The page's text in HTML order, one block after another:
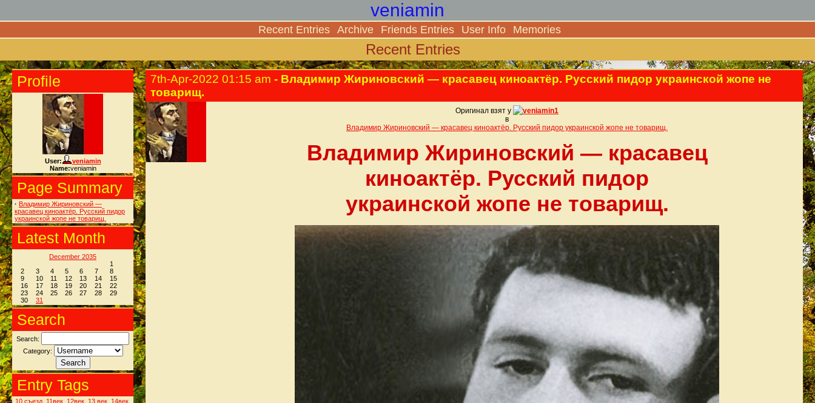
veniamin
Recent Entries Archive Friends Entries User Info Memories
Recent Entries
Profile
User:
veniamin
Name:veniamin
Page Summary
· Владимир Жириновский —
красавец киноактёр. Русский пидор
украинской жопе не товарищ.
Latest Month
December 2035
1
2
3 4 5 6 7
8
9
10 11 12 13 14
15
16
17 18 19 20 21
22
23
24 25 26 27 28
29
30
31
Search
Search:
Category:
Entry Tags
10 съезд 11век 12век 13 век 14век
7th-Apr-2022 01:15 am - Владимир Жириновский — красавец киноактёр. Русский пидор украинской жопе не
товарищ.
Оригинал взят у
veniamin1
в
Владимир Жириновский — красавец киноактёр. Русский пидор украинской жопе не товарищ.
Владимир Жириновский — красавец
киноактёр. Русский пидор
украинской жопе не товарищ.